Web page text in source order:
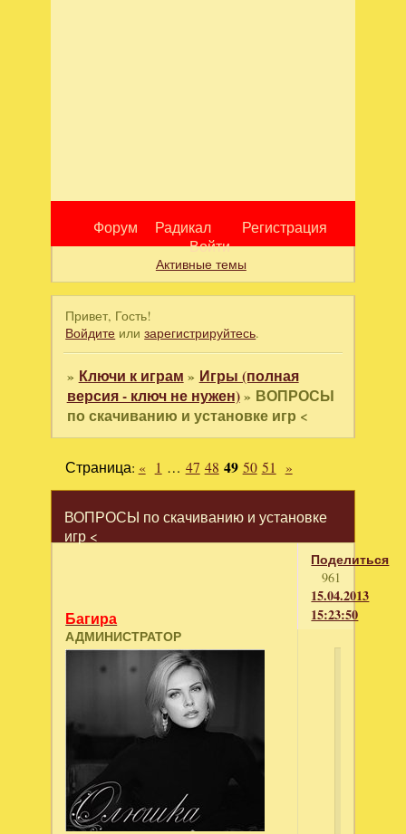
Форум Радикал
Регистрация
Войти
Активные темы
Привет, Гость!
Войдите илизарегистрируйтесь.
» Ключи к играм » Игры (полная
версия - ключ не нужен)» ВОПРОСЫ
по скачиванию и установке игр <
ВОПРОСЫ по скачиванию и установке
игр <
Страница: « 1 … 47 48 49 50 51 »
Поделиться
961
15.04.2013
15:23:50
Багира
АДМИНИСТРАТОР